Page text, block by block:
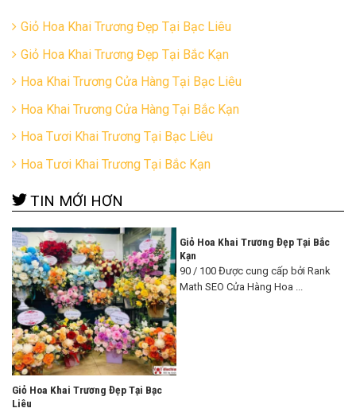
Giỏ Hoa Khai Trương Đẹp Tại Bạc Liêu
Giỏ Hoa Khai Trương Đẹp Tại Bắc Kạn
Hoa Khai Trương Cửa Hàng Tại Bạc Liêu
Hoa Khai Trương Cửa Hàng Tại Bắc Kạn
Hoa Tươi Khai Trương Tại Bạc Liêu
Hoa Tươi Khai Trương Tại Bắc Kạn
TIN MỚI HƠN
Giỏ Hoa Khai Trương Đẹp Tại Bạc
Liêu
Giỏ Hoa Khai Trương Đẹp Tại Bắc
Kạn
90 / 100 Được cung cấp bởi Rank
Math SEO Cửa Hàng Hoa ...